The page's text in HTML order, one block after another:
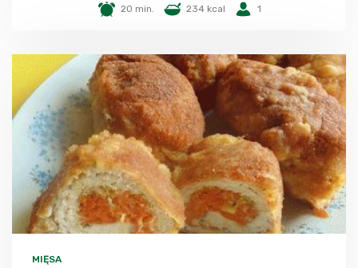
20 min. 234 kcal 1
MIĘSA